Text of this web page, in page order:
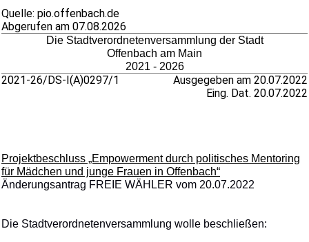
Quelle: pio.offenbach.de
Abgerufen am 07.08.2026
Die Stadtverordnetenversammlung der Stadt
Offenbach am Main
2021 - 2026
2021-26/DS-I(A)0297/1
Ausgegeben am 20.07.2022
Eing. Dat. 20.07.2022
Projektbeschluss „Empowerment durch politisches Mentoring
für Mädchen und junge Frauen in Offenbach“
Änderungsantrag FREIE WÄHLER vom 20.07.2022
Die Stadtverordnetenversammlung wolle beschließen: